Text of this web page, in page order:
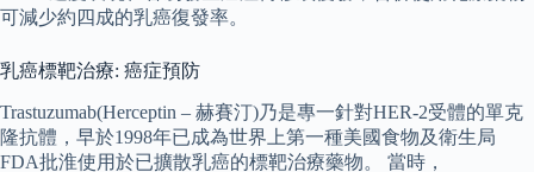
可減少約四成的乳癌復發率。
乳癌標靶治療: 癌症預防
Trastuzumab(Herceptin – 赫賽汀)乃是專一針對HER-2受體的單克
隆抗體，早於1998年已成為世界上第一種美國食物及衛生局
FDA批淮使用於已擴散乳癌的標靶治療藥物。 當時，